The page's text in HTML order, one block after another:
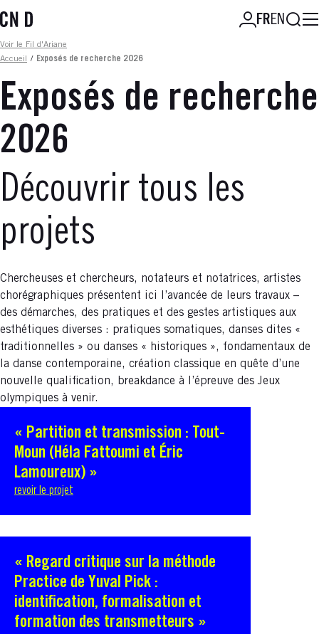
au
principal
FREN
Fil d'ariane
Voir le Fil d'Ariane
Accueil
/ Exposés de recherche 2026
Exposés de recherche
2026
Découvrir tous les
projets
Chercheuses et chercheurs, notateurs et notatrices, artistes
chorégraphiques présentent ici l’avancée de leurs travaux –
des démarches, des pratiques et des gestes artistiques aux
esthétiques diverses : pratiques somatiques, danses dites «
traditionnelles » ou danses « historiques », fondamentaux de
la danse contemporaine, création classique en quête d’une
nouvelle qualification, breakdance à l’épreuve des Jeux
olympiques à venir.
« Partition et transmission : Tout-
Moun (Héla Fattoumi et Éric
Lamoureux) »
revoir le projet
« Regard critique sur la méthode
Practice de Yuval Pick :
identification, formalisation et
formation des transmetteurs »